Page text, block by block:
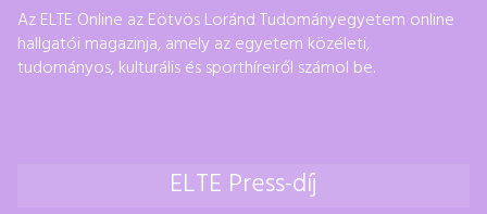
Az ELTE Online az Eötvös Loránd Tudományegyetem online
hallgatói magazinja, amely az egyetem közéleti,
tudományos, kulturális és sporthíreiről számol be.
ELTE Press-díj